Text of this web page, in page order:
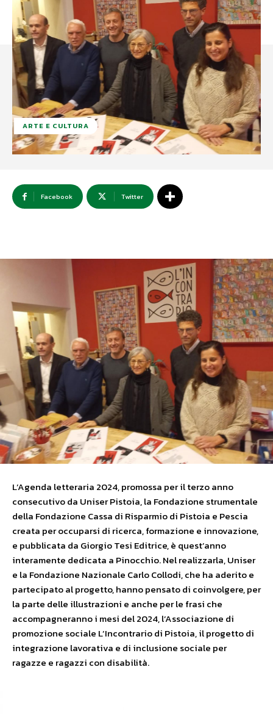
ARTE E CULTURA
Facebook Twitter
L’Agenda letteraria 2024, promossa per il terzo anno
consecutivo da Uniser Pistoia, la Fondazione strumentale
della Fondazione Cassa di Risparmio di Pistoia e Pescia
creata per occuparsi di ricerca, formazione e innovazione,
e pubblicata da Giorgio Tesi Editrice, è quest’anno
interamente dedicata a Pinocchio. Nel realizzarla, Uniser
e la Fondazione Nazionale Carlo Collodi, che ha aderito e
partecipato al progetto, hanno pensato di coinvolgere, per
la parte delle illustrazioni e anche per le frasi che
accompagneranno i mesi del 2024, l’Associazione di
promozione sociale L’Incontrario di Pistoia, il progetto di
integrazione lavorativa e di inclusione sociale per
ragazze e ragazzi con disabilità.